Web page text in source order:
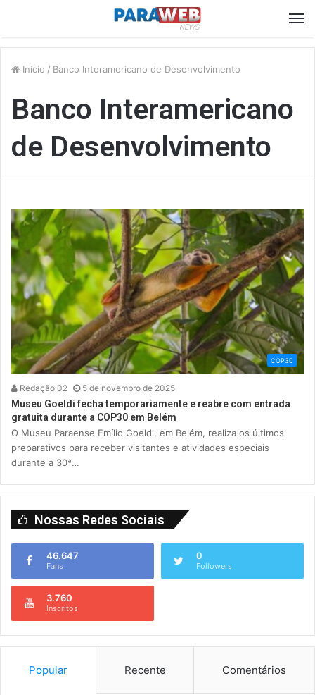
Início / Banco Interamericano de Desenvolvimento
Banco Interamericano
de Desenvolvimento
COP30
Redação 02 5 de novembro de 2025
Museu Goeldi fecha temporariamente e reabre com entrada
gratuita durante a COP30 em Belém
O Museu Paraense Emílio Goeldi, em Belém, realiza os últimos
preparativos para receber visitantes e atividades especiais
durante a 30ª…
Nossas Redes Sociais
46.647
Fans
0
Followers
3.760
Inscritos
Popular Recente Comentários